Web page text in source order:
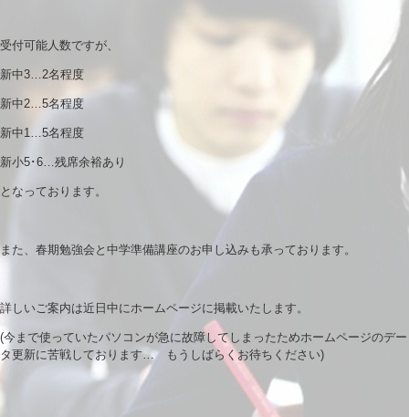
受付可能人数ですが、
新中3…2名程度
新中2…5名程度
新中1…5名程度
新小5･6…残席余裕あり
となっております。
また、春期勉強会と中学準備講座のお申し込みも承っております。
詳しいご案内は近日中にホームページに掲載いたします。
(今まで使っていたパソコンが急に故障してしまったためホームページのデー
タ更新に苦戦しております… もうしばらくお待ちください)